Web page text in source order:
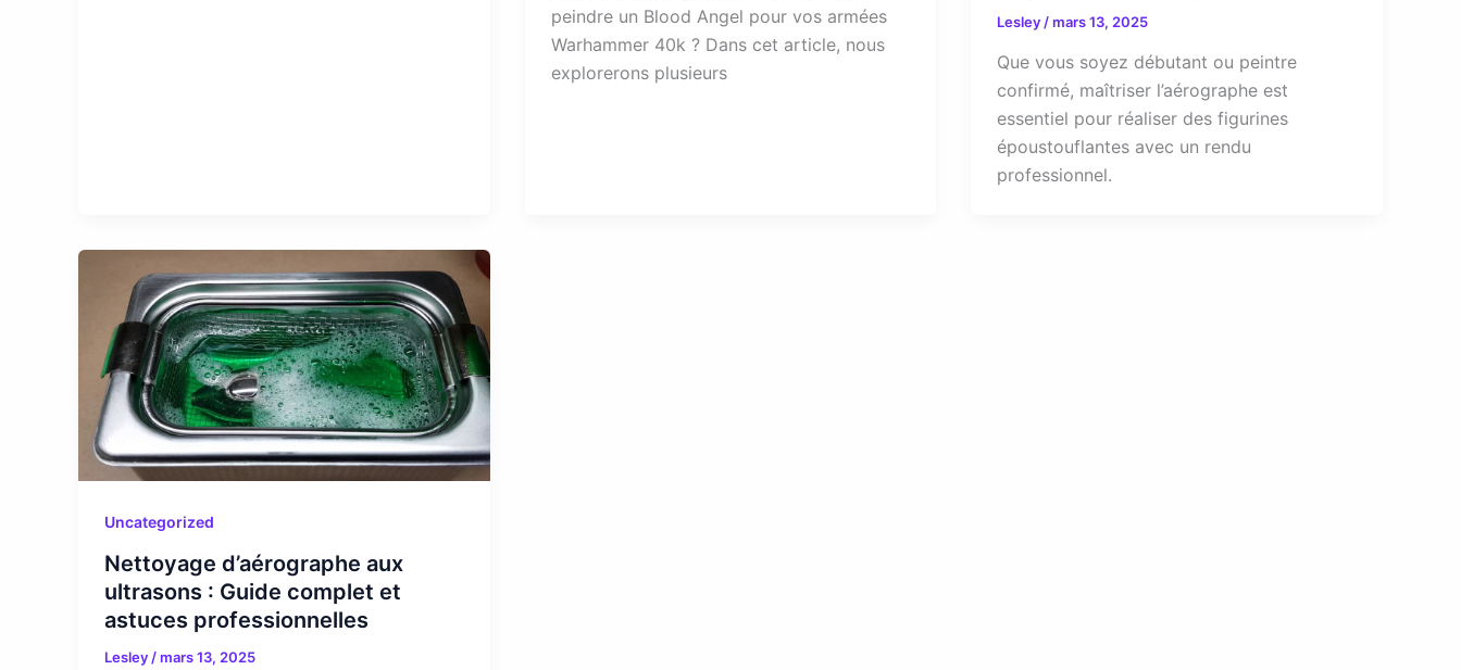
peindre un Blood Angel pour vos armées
Warhammer 40k ? Dans cet article, nous
explorerons plusieurs
Lesley /mars 13, 2025
Que vous soyez débutant ou peintre
confirmé, maîtriser l’aérographe est
essentiel pour réaliser des figurines
époustouflantes avec un rendu
professionnel.
Uncategorized
Nettoyage d’aérographe aux
ultrasons : Guide complet et
astuces professionnelles
Lesley /mars 13, 2025